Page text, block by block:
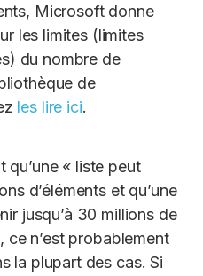
Microsoft donne
les limites (limites
du nombre de
de
les lire ici.
qu’une « liste peut
d’éléments et qu’une
jusqu’à 30 millions de
n’est probablement
la plupart des cas. Si